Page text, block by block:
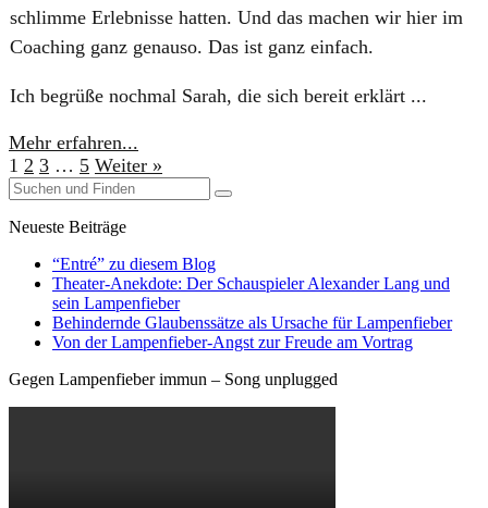
schlimme Erlebnisse hatten. Und das machen wir hier im
Coaching ganz genauso. Das ist ganz einfach.
Ich begrüße nochmal Sarah, die sich bereit erklärt ...
Mehr erfahren...
1 2 3 … 5 Weiter »
Neueste Beiträge
“Entré” zu diesem Blog
Theater-Anekdote: Der Schauspieler Alexander Lang und
sein Lampenfieber
Behindernde Glaubenssätze als Ursache für Lampenfieber
​Von der Lampenfieber-Angst zur Freude am Vortrag
Gegen Lampenfieber immun – Song unplugged